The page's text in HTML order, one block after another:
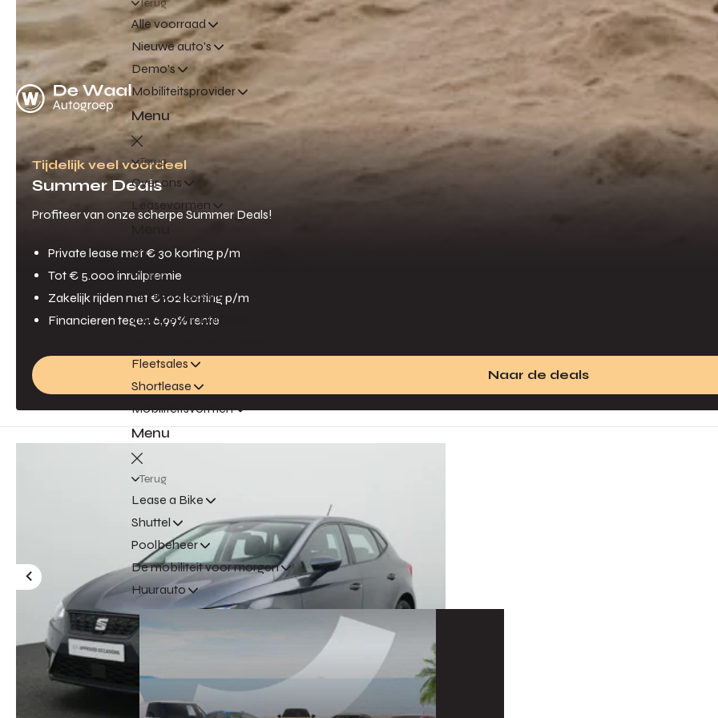
Terug
Alle voorraad
Nieuwe auto's
Demo's
Mobiliteitsprovider
Menu
Terug
Over ons
Leasevormen
Terug
Financial lease
Full operational lease
Fleetsales
Shortlease
Mobiliteitsvormen
Menu
Terug
Lease a Bike
Shuttel
Poolbeheer
De mobiliteit voor morgen
Huurauto
Tijdelijk veel voordeel
Summer Deals
Profiteer van onze scherpe Summer Deals!
Private lease met € 30 korting p/m
Tot € 5.000 inruilpremie
Zakelijk rijden met € 102 korting p/m
Financieren tegen 6,99% rente
Naar de deals